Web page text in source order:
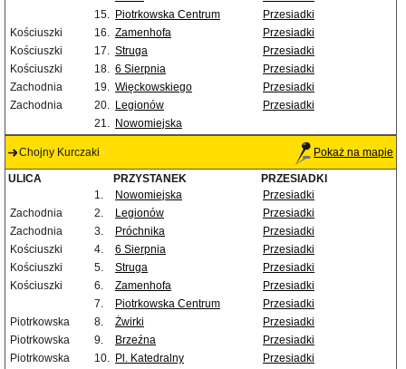
15. Piotrkowska Centrum
Przesiadki
Kościuszki
16. Zamenhofa
Przesiadki
Kościuszki
17. Struga
Przesiadki
Kościuszki
18. 6 Sierpnia
Przesiadki
Zachodnia
19. Więckowskiego
Przesiadki
Zachodnia
20. Legionów
Przesiadki
21. Nowomiejska
Chojny Kurczaki Pokaż na mapie
ULICA PRZYSTANEK
PRZESIADKI
1.
Nowomiejska
Przesiadki
Zachodnia
2. Legionów
Przesiadki
Zachodnia
3. Próchnika
Przesiadki
Kościuszki
4. 6 Sierpnia
Przesiadki
Kościuszki
5. Struga
Przesiadki
Kościuszki
6. Zamenhofa
Przesiadki
7.
Piotrkowska Centrum
Przesiadki
Piotrkowska
8. Żwirki
Przesiadki
Piotrkowska
9. Brzeźna
Przesiadki
Piotrkowska
10. Pl. Katedralny Przesiadki